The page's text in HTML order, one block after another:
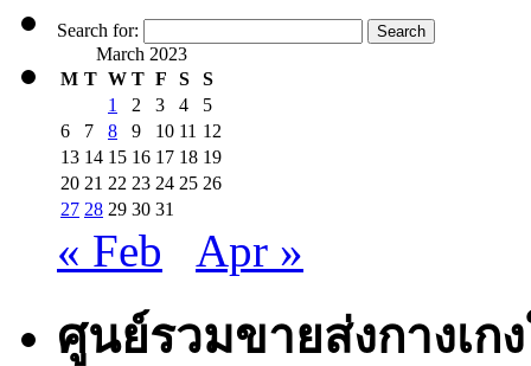
Search for:
March 2023
M T W T F S
S
1
2 3 4
5
6
7 8 9 10 11 12
13 14 15 16 17 18 19
20 21 22 23 24 25 26
27 28 29 30 31
« Feb Apr »
ศูนย์รวมขายส่งกางเก